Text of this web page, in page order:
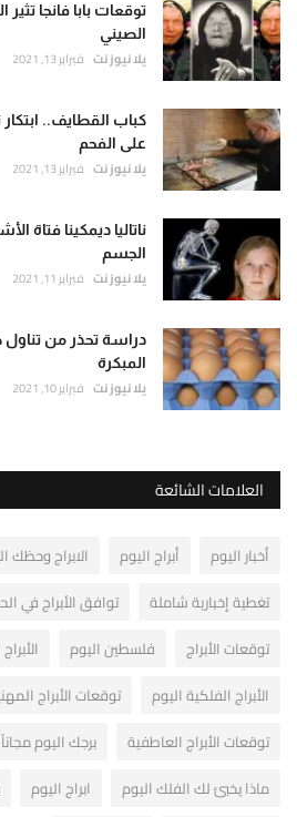
توقعات بابا فانجا
الصيني
يلا نيوز نت فبراير 13, 2021
كباب القطايف..
على الفحم
يلا نيوز نت فبراير 13, 2021
ناتاليا ديمكينا فتاة
الجسم
يلا نيوز نت فبراير 11, 2021
دراسة تحذر من تناول
المبكرة
يلا نيوز نت فبراير 10, 2021
العلامات الشائعة
أخبار اليوم أبراج اليوم الابراج وحظك
تغطية إخبارية شاملة
توافق الأبراج في
توقعات الأبراج
فلسطين اليوم
الأبراج الفلكية اليوم
توقعات الأبراج
توقعات الأبراج العاطفية
برجك اليوم مجاناً
ماذا يخبئ لك الفلك اليوم
ابراج اليوم